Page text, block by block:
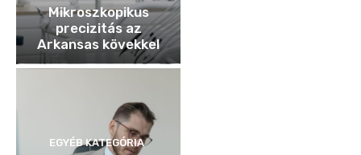
Mikroszkopikus
precizitás az
Arkansas kövekkel
EGYÉB KATEGÓRIA